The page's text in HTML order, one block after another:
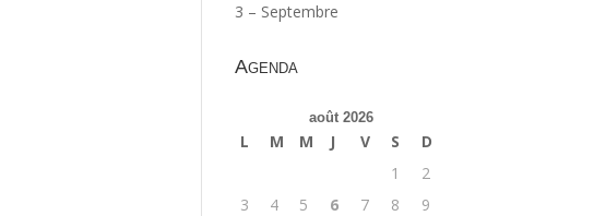
3 – Septembre
Agenda
août 2026
L M M J V S
D
1
2
3
4 5 6 7 8
9